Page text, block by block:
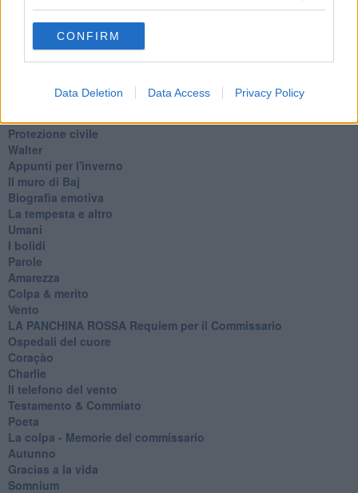
CONFIRM
Data Deletion Data Access Privacy Policy
Triage
Relitti
Sogni & incubi
Protezione civile
Walter
Appunti per l'inverno
Il muro di Baj
Biografia emotiva
La tempesta e altro
Umani
I bolidi
Parole
Amarezza
Colpa & merito
Vento
​LA PANCHINA ROSSA Requiem per il Commissario
Ospedali del cuore
Coraçào
Charlie
Il telefono del vento
Testamento & Commiato
Poeta
​La colpa - Memorie del commissario
Autunno
Gracias a la vida
Somnium